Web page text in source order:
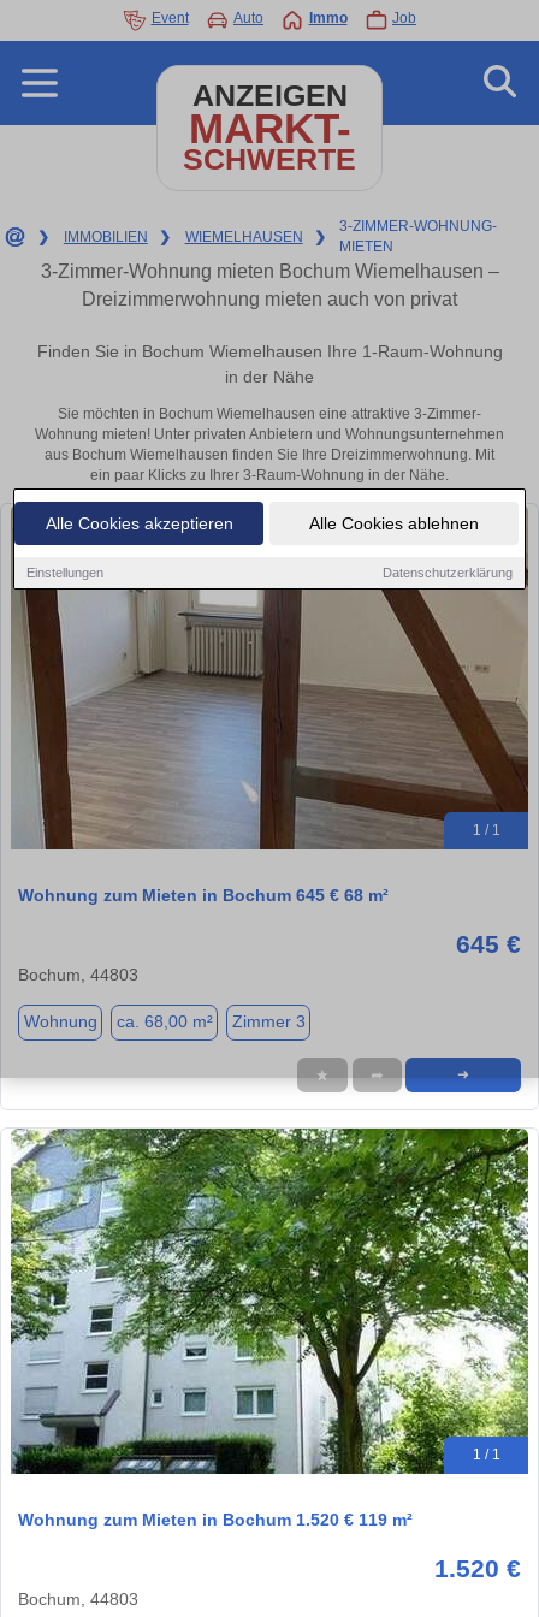
Alle Cookies akzeptieren Alle Cookies ablehnen
Einstellungen Datenschutzerklärung
Event Auto Immo Job
ANZEIGEN
MARKT-
SCHWERTE
❯ IMMOBILIEN ❯ WIEMELHAUSEN ❯
3-ZIMMER-WOHNUNG-
MIETEN
3-Zimmer-Wohnung mieten Bochum Wiemelhausen –
Dreizimmerwohnung mieten auch von privat
Finden Sie in Bochum Wiemelhausen Ihre 1-Raum-Wohnung
in der Nähe
Sie möchten in Bochum Wiemelhausen eine attraktive 3-Zimmer-
Wohnung mieten! Unter privaten Anbietern und Wohnungsunternehmen
aus Bochum Wiemelhausen finden Sie Ihre Dreizimmerwohnung. Mit
ein paar Klicks zu Ihrer 3-Raum-Wohnung in der Nähe.
1 / 1
Wohnung zum Mieten in Bochum 645 € 68 m²
645 €
Bochum, 44803
Wohnung ca. 68,00 m² Zimmer 3
★ ➦ ➜
1 / 1
Wohnung zum Mieten in Bochum 1.520 € 119 m²
1.520 €
Bochum, 44803